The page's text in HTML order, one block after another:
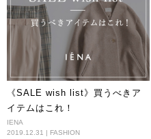
《SALE wish list》買うべきア
イテムはこれ！
IENA
2019.12.31 | FASHION